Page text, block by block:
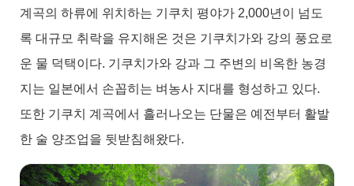
계곡의 하류에 위치하는 기쿠치 평야가 2,000년이 넘도
록 대규모 취락을 유지해온 것은 기쿠치가와 강의 풍요로
운 물 덕택이다. 기쿠치가와 강과 그 주변의 비옥한 농경
지는 일본에서 손꼽히는 벼농사 지대를 형성하고 있다.
또한 기쿠치 계곡에서 흘러나오는 단물은 예전부터 활발
한 술 양조업을 뒷받침해왔다.